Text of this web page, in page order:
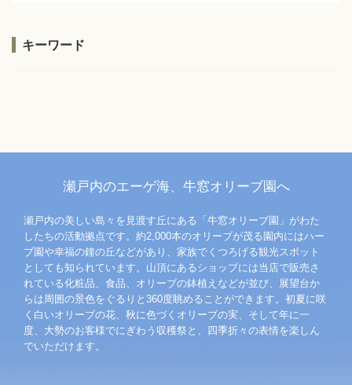
キーワード
瀬戸内のエーゲ海、牛窓オリーブ園へ
瀬戸内の美しい島々を見渡す丘にある「牛窓オリーブ園」がわた
したちの活動拠点です。約2,000本のオリーブが茂る園内にはハー
ブ園や幸福の鐘の丘などがあり、家族でくつろげる観光スポット
としても知られています。山頂にあるショップには当店で販売さ
れている化粧品、食品、オリーブの鉢植えなどが並び、展望台か
らは周囲の景色をぐるりと360度眺めることができます。初夏に咲
く白いオリーブの花、秋に色づくオリーブの実、そして年に一
度、大勢のお客様でにぎわう収穫祭と、四季折々の表情を楽しん
でいただけます。